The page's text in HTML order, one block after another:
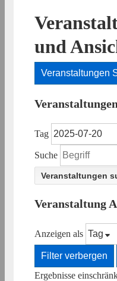
und
Veranstaltungen
Tag
Suche
Veranstaltung
Anzeigen als
Filter verbergen
Ergebnisse